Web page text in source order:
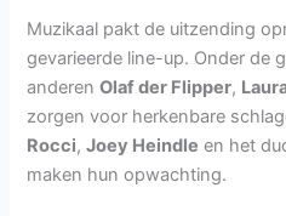
Muzikaal pakt de uitzending
gevarieerde line-up. Onder de
anderenOlaf der Flipper,
zorgen voor herkenbare
Rocci,Joey Heindle en het
maken hun opwachting.